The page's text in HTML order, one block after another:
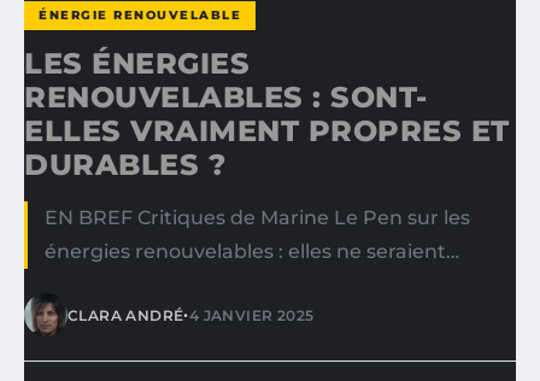
ÉNERGIE RENOUVELABLE
LES ÉNERGIES
RENOUVELABLES : SONT-
ELLES VRAIMENT PROPRES ET
DURABLES ?
EN BREF Critiques de Marine Le Pen sur les
énergies renouvelables : elles ne seraient…
CLARA ANDRÉ•4 JANVIER 2025